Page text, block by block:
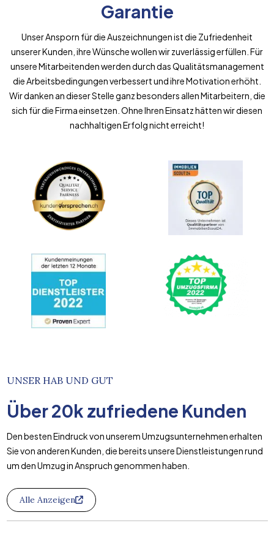
Garantie
Unser Ansporn für die Auszeichnungen ist die Zufriedenheit
unserer Kunden, ihre Wünsche wollen wir zuverlässig erfüllen. Für
unsere Mitarbeitenden werden durch das Qualitätsmanagement
die Arbeitsbedingungen verbessert und ihre Motivation erhöht.
Wir danken an dieser Stelle ganz besonders allen Mitarbeitern, die
sich für die Firma einsetzen. Ohne Ihren Einsatz hätten wir diesen
nachhaltigen Erfolg nicht erreicht!
UNSER HAB UND GUT
Über20k zufriedene Kunden
Den besten Eindruck von unserem Umzugsunternehmen erhalten
Sie von anderen Kunden, die bereits unsere Dienstleistungen rund
um den Umzug in Anspruch genommen haben.
Alle Anzeigen